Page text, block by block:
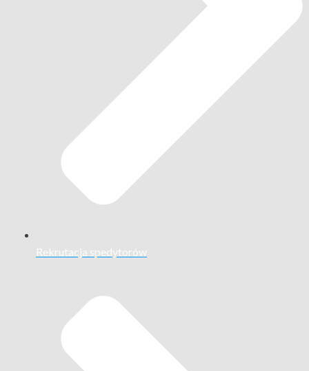
Rekrutacja spedytorów